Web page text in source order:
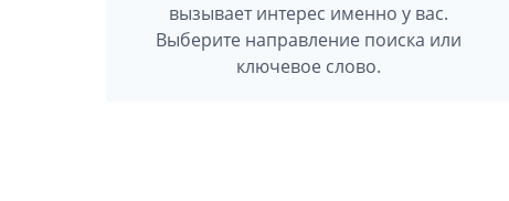
вызывает интерес именно у вас.
Выберите направление поиска или
ключевое слово.